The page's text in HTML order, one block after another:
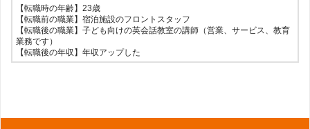
【Q.転職成功のポイントは？】
自分の持つスキルに満足するだけでなくを新しい環境でそれをさらに磨き
上げるという意思。英語以外の新たなスキル習得にも積極的であることを
アピールした
【転職時の年齢】30歳
【転職時の年齢】23歳
【転職前の職業】宿泊施設のフロントスタッフ
【転職後の職業】子ども向けの英会話教室の講師（営業、サービス、教育
業務です）
【転職後の年収】年収アップした